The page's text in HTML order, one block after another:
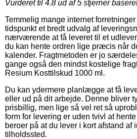
Vurderet til 4.8 ud af 5 stjerner
Temmelig mange internet
tidspunkt et bredt udvalg af
nærværende at få leveret til et
du kan hente ordren lige præcis når
kalender. Fragtmetoden er jo
gange også den mindst kostelige
Resium Kosttilskud 1000 ml.
Du kan ydermere planlægge at få
eller ud på dit arbejde. Denne bliver
prisbillig, men lige så vel ret så
form for levering er uden tvivl at
beroer på at du lever i kort afstand af
tilholdssted.